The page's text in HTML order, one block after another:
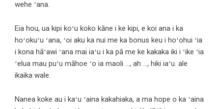
wehe ʻana.
Eia hou, ua kipi koʻu koko kāne i ke kipi, e koi ana i ka
hoʻokuʻu ʻana, ʻoi aku ka nui me ka bonus keu i hoʻohui ʻia
i kona hāʻawi ʻana mai iaʻu i ka pā me ke kakaka iki i ʻike ʻia
ʻelua mau puʻu māhoe ʻo ia maoli …, ah …, hiki iaʻu. ale
ikaika wale.
Nanea koke au i kaʻu ʻaina kakahiaka, a ma hope o ka ʻaina